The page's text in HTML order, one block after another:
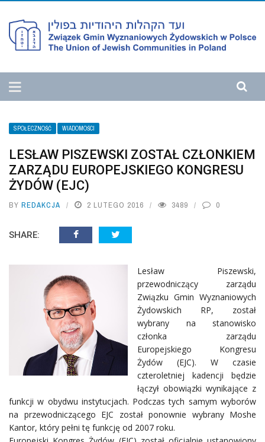
SPOŁECZNOŚĆ WIADOMOŚCI
LESŁAW PISZEWSKI ZOSTAŁ CZŁONKIEM
ZARZĄDU EUROPEJSKIEGO KONGRESU
ŻYDÓW (EJC)
BY REDAKCJA 2 LUTEGO 2016 3489 0
SHARE:
Lesław Piszewski,
przewodniczący zarządu
Związku Gmin Wyznaniowych
Żydowskich RP, został
wybrany na stanowisko
członka zarządu
Europejskiego Kongresu
Żydów (EJC). W czasie
czteroletniej kadencji będzie
łączył obowiązki wynikające z
funkcji w obydwu instytucjach. Podczas tych samym wyborów
na przewodniczącego EJC został ponownie wybrany Moshe
Kantor, który pełni tę funkcję od 2007 roku.